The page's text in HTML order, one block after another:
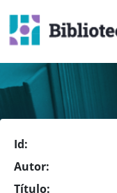
Id:
Autor:
Título: